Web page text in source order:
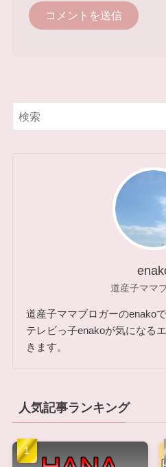
道産子ママ
道産子ママブロガーのenakoで
テレビっ子enakoが気になる
きます。
人気記事ランキング